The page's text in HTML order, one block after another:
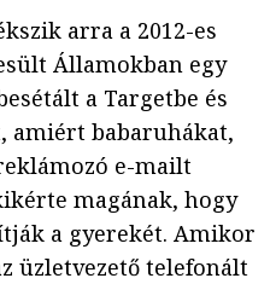
arra a 2012-es
Államokban egy
a Targetbe és
amiért babaruhákat,
e-mailt
magának, hogy
a gyerekét. Amikor
üzletvezető telefonált